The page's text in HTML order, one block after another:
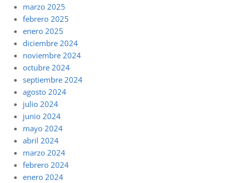
marzo 2025
febrero 2025
enero 2025
diciembre 2024
noviembre 2024
octubre 2024
septiembre 2024
agosto 2024
julio 2024
junio 2024
mayo 2024
abril 2024
marzo 2024
febrero 2024
enero 2024